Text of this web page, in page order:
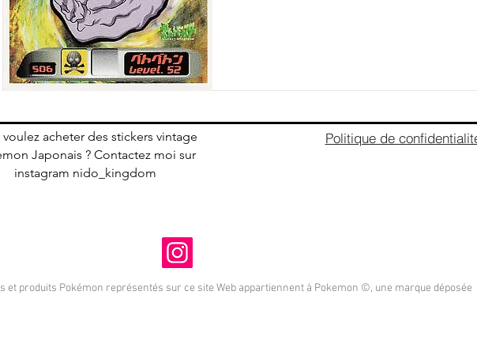
voulez acheter des stickers vintage
Japonais ? Contactez moi sur
instagram nido_kingdom
Politique de
et produits Pokémon représentés sur ce site Web appartiennent à Pokemon ©, une marque déposée